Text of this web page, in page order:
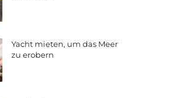
Yacht mieten, um das Meer
zu erobern